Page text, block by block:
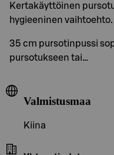
Kertakäyttöinen
hygieeninen vaihtoehto.
35 cm pursotinpussi
pursotukseen tai…
Valmistusmaa
Kiina